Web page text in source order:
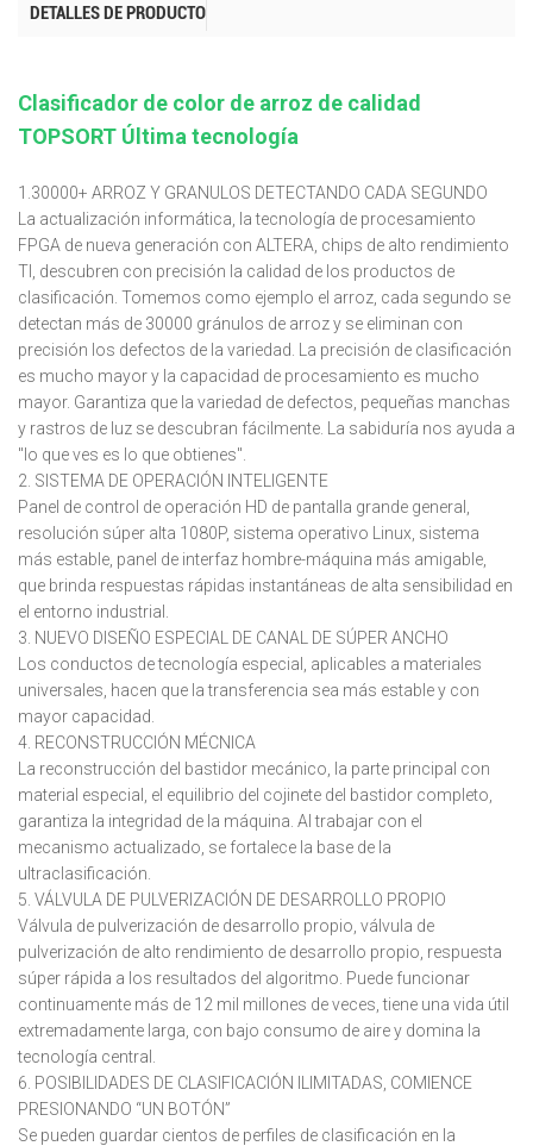
DETALLES DE PRODUCTO
Clasificador de color de arroz de calidad
TOPSORT Última tecnología
1.30000+ ARROZ Y GRANULOS DETECTANDO CADA SEGUNDO
La actualización informática, la tecnología de procesamiento
FPGA de nueva generación con ALTERA, chips de alto rendimiento
TI, descubren con precisión la calidad de los productos de
clasificación. Tomemos como ejemplo el arroz, cada segundo se
detectan más de 30000 gránulos de arroz y se eliminan con
precisión los defectos de la variedad. La precisión de clasificación
es mucho mayor y la capacidad de procesamiento es mucho
mayor. Garantiza que la variedad de defectos, pequeñas manchas
y rastros de luz se descubran fácilmente. La sabiduría nos ayuda a
"lo que ves es lo que obtienes".
2. SISTEMA DE OPERACIÓN INTELIGENTE
Panel de control de operación HD de pantalla grande general,
resolución súper alta 1080P, sistema operativo Linux, sistema
más estable, panel de interfaz hombre-máquina más amigable,
que brinda respuestas rápidas instantáneas de alta sensibilidad en
el entorno industrial.
3. NUEVO DISEÑO ESPECIAL DE CANAL DE SÚPER ANCHO
Los conductos de tecnología especial, aplicables a materiales
universales, hacen que la transferencia sea más estable y con
mayor capacidad.
4. RECONSTRUCCIÓN MÉCNICA
La reconstrucción del bastidor mecánico, la parte principal con
material especial, el equilibrio del cojinete del bastidor completo,
garantiza la integridad de la máquina. Al trabajar con el
mecanismo actualizado, se fortalece la base de la
ultraclasificación.
5. VÁLVULA DE PULVERIZACIÓN DE DESARROLLO PROPIO
Válvula de pulverización de desarrollo propio, válvula de
pulverización de alto rendimiento de desarrollo propio, respuesta
súper rápida a los resultados del algoritmo. Puede funcionar
continuamente más de 12 mil millones de veces, tiene una vida útil
extremadamente larga, con bajo consumo de aire y domina la
tecnología central.
6. POSIBILIDADES DE CLASIFICACIÓN ILIMITADAS, COMIENCE
PRESIONANDO “UN BOTÓN”
Se pueden guardar cientos de perfiles de clasificación en la